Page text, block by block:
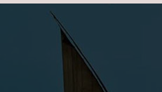
Skip to main content